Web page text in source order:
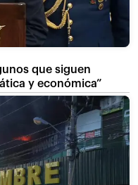
que siguen
y económica”